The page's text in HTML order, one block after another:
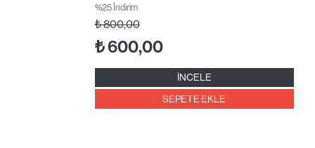
%25 İndirim
₺800,00
₺600,00
İNCELE
SEPETE EKLE